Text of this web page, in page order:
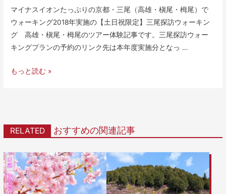
マイナスイオンたっぷりの京都・三尾（高雄・槇尾・栂尾）で
ウォーキング2018年実施の【土日祝限定】三尾探訪ウォーキン
グ 高雄・槇尾・栂尾のツアー体験記事です。三尾探訪ウォー
キングプランの予約のリンク先は本年度実施分となっ …
もっと読む »
RELATED おすすめの関連記事